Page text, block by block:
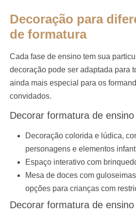
Decoração para
de formatura
Cada fase de ensino tem sua
decoração pode ser adaptada para
ainda mais especial para os
convidados.
Decorar formatura de ensino
Decoração colorida e lúdica,
personagens e elementos
Espaço interativo com
Mesa de doces com
opções para crianças com
Decorar formatura de e